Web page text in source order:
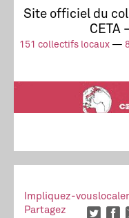
Site officiel du
CETA
151 collectifs locaux —
Actus
Stop à l’impunité !
Impliquez-vous
Partagez